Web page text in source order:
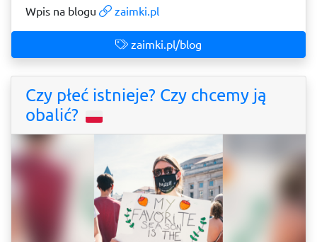
Wpis na blogu zaimki.pl
zaimki.pl/blog
Czy płeć istnieje? Czy chcemy ją
obalić?